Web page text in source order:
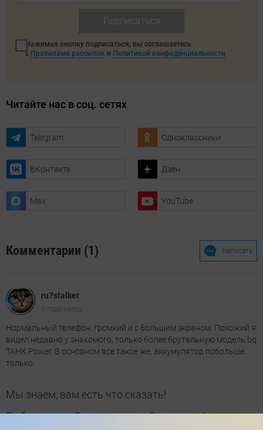
Нажимая кнопку подписаться, вы соглашаетесь
с Правилами рассылок и Политикой конфиденциальности
Читайте нас в соц. сетях
Telegram Одноклассники
ВКонтакте Дзен
Max YouTube
Комментарии (1) Написать
ru7stalker
3 года назад
Нормальный телефон, громкий и с большим экраном. Похожий я
видел недавно у знакомого, только более брутальную модель bq
ТАНК Power. В основном все такое же, аккумулятор побольше
только.
Мы знаем, вам есть что сказать!
ВойдитеилиЗарегистрируйтесь, чтобы